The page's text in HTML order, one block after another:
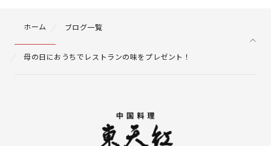
ホーム ブログ一覧
母の日におうちでレストランの味をプレゼント！